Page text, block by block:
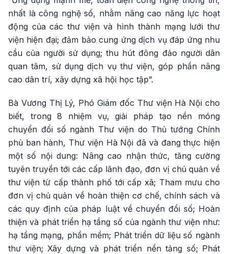
nhất là công nghệ số, nhằm nâng cao năng lực hoạt
động của các thư viện và hình thành mạng lưới thư
viện hiện đại; đảm bảo cung ứng dịch vụ đáp ứng nhu
cầu của người sử dụng; thu hút đông đảo người dân
quan tâm, sử dụng dịch vụ thư viện, góp phần nâng
cao dân trí, xây dựng xã hội học tập”.
Bà Vương Thị Lý, Phó Giám đốc Thư viện Hà Nội cho
biết, trong 8 nhiệm vụ, giải pháp tạo nền móng
chuyển đổi số ngành Thư viện do Thủ tướng Chính
phủ ban hành, Thư viện Hà Nội đã và đang thực hiện
một số nội dung: Nâng cao nhận thức, tăng cường
tuyên truyền tới các cấp lãnh đạo, đơn vị chủ quản về
thư viện từ cấp thành phố tới cấp xã; Tham mưu cho
đơn vị chủ quản về hoàn thiện cơ chế, chính sách và
các quy định của pháp luật về chuyển đổi số; Hoàn
thiện và phát triển hạ tầng số của ngành thư viện như:
hạ tầng mạng, phần mềm; Phát triển dữ liệu số ngành
thư viện; Xây dựng và phát triển nền tảng số; Phát